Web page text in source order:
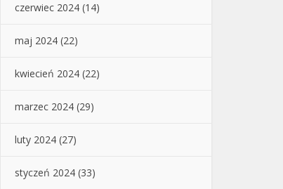
czerwiec 2024 (14)
maj 2024 (22)
kwiecień 2024 (22)
marzec 2024 (29)
luty 2024 (27)
styczeń 2024 (33)